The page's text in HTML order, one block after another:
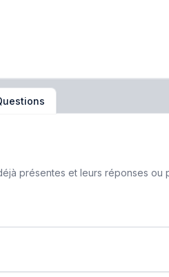
présentes et leurs réponses